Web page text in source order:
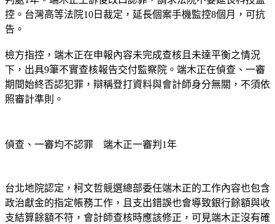
判處1年。端木正上訴後改口認罪，請求法院不要延長科技監
控。台灣高等法院10日裁定，延長個案手機監控8個月，可抗
檢方指控，端木正在申報內容未完成查核且未達平衡之情況
下，出具9筆不實查核報告交付監察院。端木正在偵查、一審
期間始終否認犯罪，辯稱登打資料與會計師身分無關，不須依
台北地院認定，柯文哲競選總部委任端木正的工作內容也包含
政治獻金的指定帳務工作，且支出錯誤也會導致銀行餘額與收